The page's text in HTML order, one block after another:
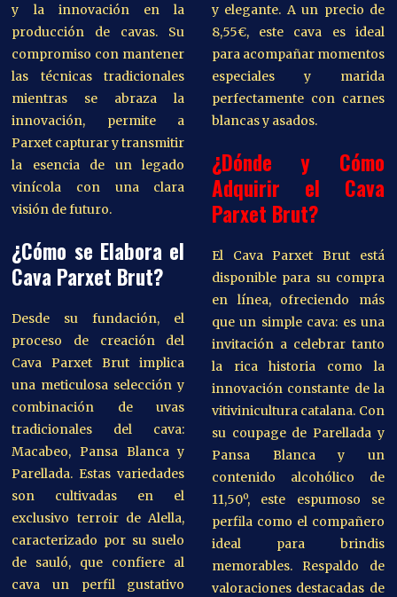
y la innovación en la
producción de cavas. Su
compromiso con mantener
las técnicas tradicionales
mientras se abraza la
innovación, permite a
Parxet capturar y transmitir
la esencia de un legado
vinícola con una clara
visión de futuro.
¿Cómo se Elabora el
Cava Parxet Brut?
Desde su fundación, el
proceso de creación del
Cava Parxet Brut implica
una meticulosa selección y
combinación de uvas
tradicionales del cava:
Macabeo, Pansa Blanca y
Parellada. Estas variedades
son cultivadas en el
exclusivo terroir de Alella,
caracterizado por su suelo
de sauló, que confiere al
cava un perfil gustativo
y elegante. A un precio de
8,55€, este cava es ideal
para acompañar momentos
especiales y marida
perfectamente con carnes
blancas y asados.
¿Dónde y Cómo
Adquirir el Cava
Parxet Brut?
El Cava Parxet Brut está
disponible para su compra
en línea, ofreciendo más
que un simple cava: es una
invitación a celebrar tanto
la rica historia como la
innovación constante de la
vitivinicultura catalana. Con
su coupage de Parellada y
Pansa Blanca y un
contenido alcohólico de
11,50º, este espumoso se
perfila como el compañero
ideal para brindis
memorables. Respaldo de
valoraciones destacadas de